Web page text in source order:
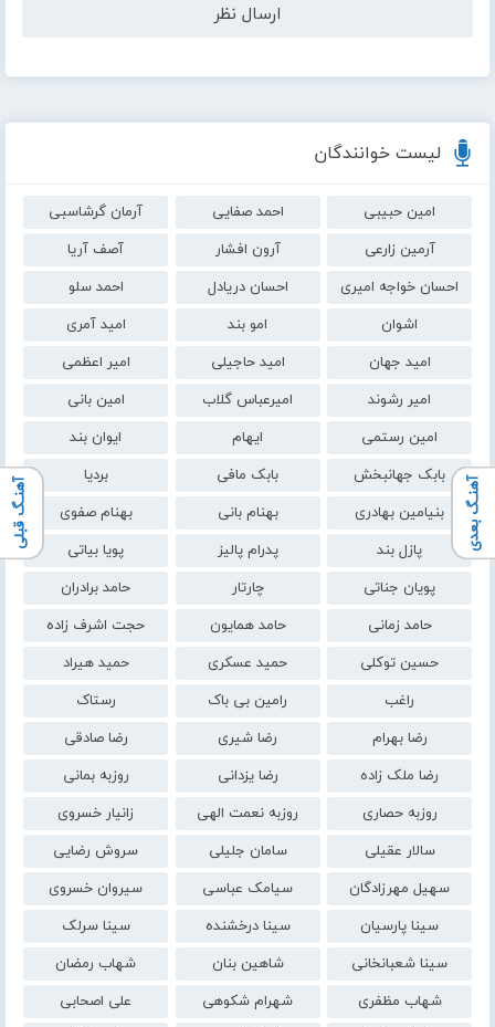
لیست خوانندگان
امین حبیبی احمد صفایی
آرمان گرشاسبی
آرمین زارعی
آرون افشار
آصف آریا
احسان خواجه امیری
احسان دریادل
احمد سلو
اشوان
امو بند
امید آمری
امید جهان
امید حاجیلی
امیر اعظمی
امیر رشوند
امیرعباس گلاب
امین بانی
امین رستمی
ایهام
ایوان بند
بابک جهانبخش
بابک مافی
بردیا
بنیامین بهادری
بهنام بانی
بهنام صفوی
پازل بند
پدرام پالیز
پویا بیاتی
پویان جناتی
چارتار
حامد برادران
حامد زمانی
حامد همایون
حجت اشرف زاده
حسین توکلی
حمید عسکری
حمید هیراد
راغب
رامین بی باک
رستاک
رضا بهرام
رضا شیری
رضا صادقی
رضا ملک زاده
رضا یزدانی
روزبه بمانی
روزبه حصاری
روزبه نعمت الهی
زانیار خسروی
سالار عقیلی
سامان جلیلی
سروش رضایی
سهیل مهرزادگان
سیامک عباسی
سیروان خسروی
سینا پارسیان
سینا درخشنده
سینا سرلک
سینا شعبانخانی
شاهین بنان
شهاب رمضان
شهاب مظفری
شهرام شکوهی
علی اصحابی
آهنـگ بعدی آهنـگ قبلی